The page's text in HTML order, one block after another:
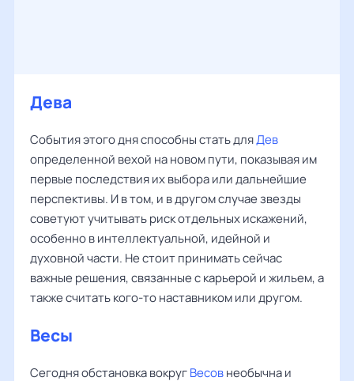
Дева
События этого дня способны стать дляДев
определенной вехой на новом пути, показывая им
первые последствия их выбора или дальнейшие
перспективы. И в том, и в другом случае звезды
советуют учитывать риск отдельных искажений,
особенно в интеллектуальной, идейной и
духовной части. Не стоит принимать сейчас
важные решения, связанные с карьерой и жильем, а
также считать кого-то наставником или другом.
Весы
Сегодня обстановка вокругВесовнеобычна и